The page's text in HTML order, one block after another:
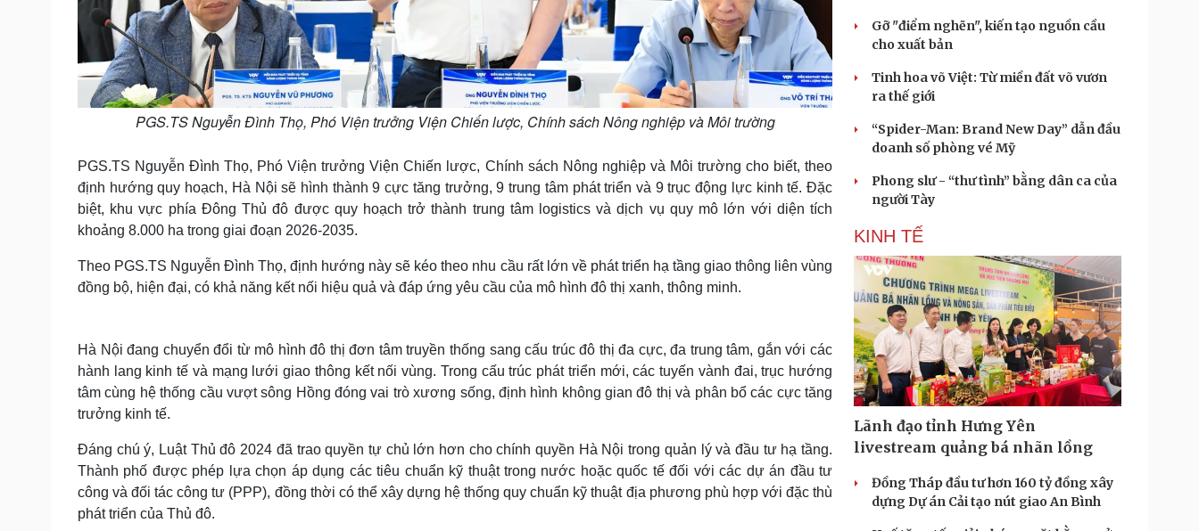
PGS.TS Nguyễn Đình Thọ, Phó Viện trưởng Viện Chiến lược, Chính sách Nông nghiệp và Môi trường
PGS.TS Nguyễn Đình Thọ, Phó Viện trưởng Viện Chiến lược, Chính sách Nông nghiệp và Môi trường cho biết, theo
định hướng quy hoạch, Hà Nội sẽ hình thành 9 cực tăng trưởng, 9 trung tâm phát triển và 9 trục động lực kinh tế. Đặc
biệt, khu vực phía Đông Thủ đô được quy hoạch trở thành trung tâm logistics và dịch vụ quy mô lớn với diện tích
khoảng 8.000 ha trong giai đoạn 2026-2035.
Theo PGS.TS Nguyễn Đình Thọ, định hướng này sẽ kéo theo nhu cầu rất lớn về phát triển hạ tầng giao thông liên vùng
đồng bộ, hiện đại, có khả năng kết nối hiệu quả và đáp ứng yêu cầu của mô hình đô thị xanh, thông minh.
Hà Nội đang chuyển đổi từ mô hình đô thị đơn tâm truyền thống sang cấu trúc đô thị đa cực, đa trung tâm, gắn với các
hành lang kinh tế và mạng lưới giao thông kết nối vùng. Trong cấu trúc phát triển mới, các tuyến vành đai, trục hướng
tâm cùng hệ thống cầu vượt sông Hồng đóng vai trò xương sống, định hình không gian đô thị và phân bổ các cực tăng
trưởng kinh tế.
Đáng chú ý, Luật Thủ đô 2024 đã trao quyền tự chủ lớn hơn cho chính quyền Hà Nội trong quản lý và đầu tư hạ tầng.
Thành phố được phép lựa chọn áp dụng các tiêu chuẩn kỹ thuật trong nước hoặc quốc tế đối với các dự án đầu tư
công và đối tác công tư (PPP), đồng thời có thể xây dựng hệ thống quy chuẩn kỹ thuật địa phương phù hợp với đặc thù
phát triển của Thủ đô.
Gỡ "điểm nghẽn", kiến tạo nguồn cầu
cho xuất bản
Tinh hoa võ Việt: Từ miền đất võ vươn
ra thế giới
“Spider-Man: Brand New Day” dẫn đầu
doanh số phòng vé Mỹ
Phong slư - “thư tình” bằng dân ca của
người Tày
KINH TẾ
Lãnh đạo tỉnh Hưng Yên
livestream quảng bá nhãn lồng
Đồng Tháp đầu tư hơn 160 tỷ đồng xây
dựng Dự án Cải tạo nút giao An Bình